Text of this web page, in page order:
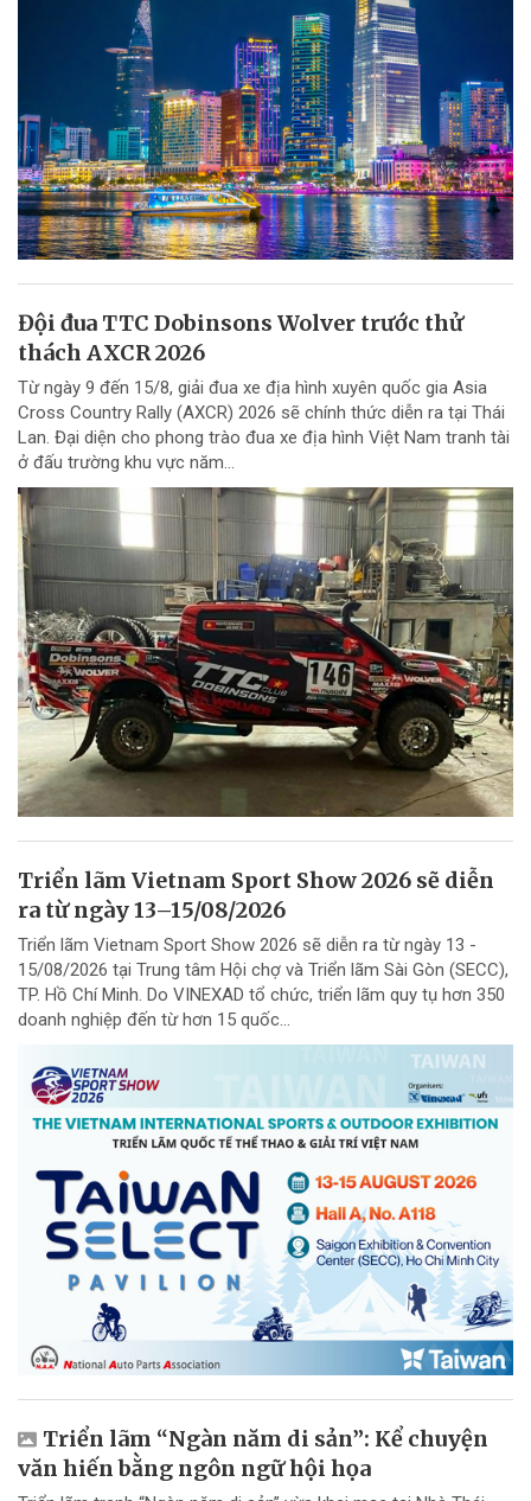
Đội đua TTC Dobinsons Wolver trước thử
thách AXCR 2026
Từ ngày 9 đến 15/8, giải đua xe địa hình xuyên quốc gia Asia
Cross Country Rally (AXCR) 2026 sẽ chính thức diễn ra tại Thái
Lan. Đại diện cho phong trào đua xe địa hình Việt Nam tranh tài
ở đấu trường khu vực năm...
Triển lãm Vietnam Sport Show 2026 sẽ diễn
ra từ ngày 13–15/08/2026
Triển lãm Vietnam Sport Show 2026 sẽ diễn ra từ ngày 13 -
15/08/2026 tại Trung tâm Hội chợ và Triển lãm Sài Gòn (SECC),
TP. Hồ Chí Minh. Do VINEXAD tổ chức, triển lãm quy tụ hơn 350
doanh nghiệp đến từ hơn 15 quốc...
Triển lãm “Ngàn năm di sản”: Kể chuyện
văn hiến bằng ngôn ngữ hội họa